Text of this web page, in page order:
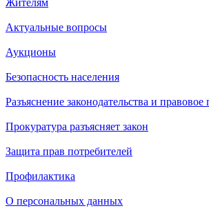
Жителям
Актуальные вопросы
Аукционы
Безопасность населения
Разъяснение законодательства и
Прокуратура разъясняет закон
Защита прав потребителей
Профилактика
О персональных данных